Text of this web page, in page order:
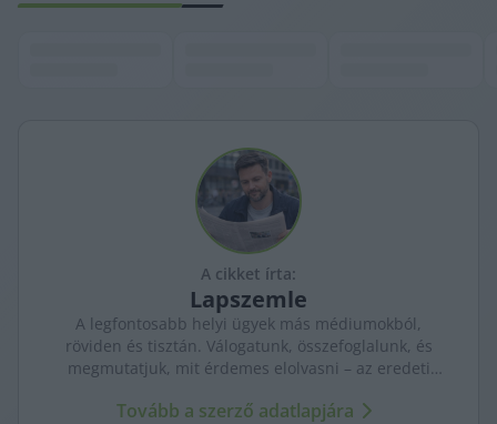
A cikket írta:
Lapszemle
A legfontosabb helyi ügyek más médiumokból,
röviden és tisztán. Válogatunk, összefoglalunk, és
megmutatjuk, mit érdemes elolvasni – az eredeti
Tovább a szerző adatlapjára